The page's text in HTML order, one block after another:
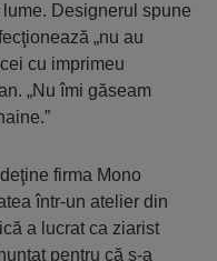
Designerul spune
„nu au
cu imprimeu
„Nu îmi găseam
firma Mono
într-un atelier din
a lucrat ca ziarist
pentru că s-a